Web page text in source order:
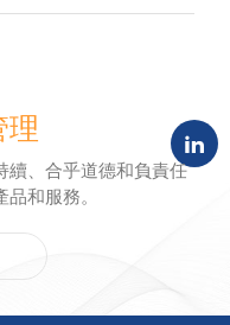
理
續、合乎道德和負責任
和服務。